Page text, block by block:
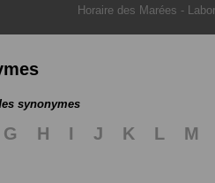
Horaire des Marées -
synonymes
G H I J K L M